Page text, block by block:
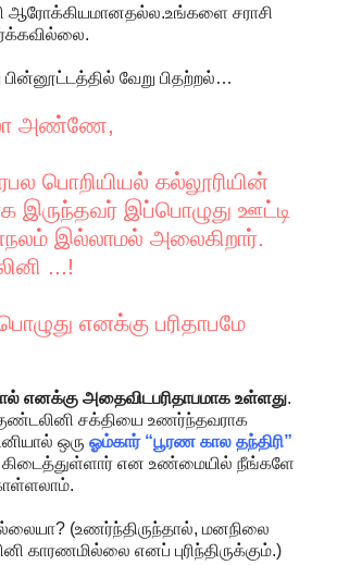
ஆரோக்கியமானதல்ல.உங்களை சராசி
வேறு பிதற்றல்…
அண்ணே,
பொறியியல் கல்லூரியின்
இருந்தவர் இப்பொழுது ஊட்டி
இல்லாமல் அலைகிறார்.
...!
எனக்கு பரிதாபமே
எனக்கு அதைவிடபரிதாபமாக உள்ளது.
சக்தியை உணர்ந்தவராக
ஒரு ஓம்கார் “பூரண கால தந்திரி”
கிடைத்துள்ளார் என உண்மையில் நீங்களே
(உணர்ந்திருந்தால், மனநிலை
காரணமில்லை எனப் புரிந்திருக்கும்.)